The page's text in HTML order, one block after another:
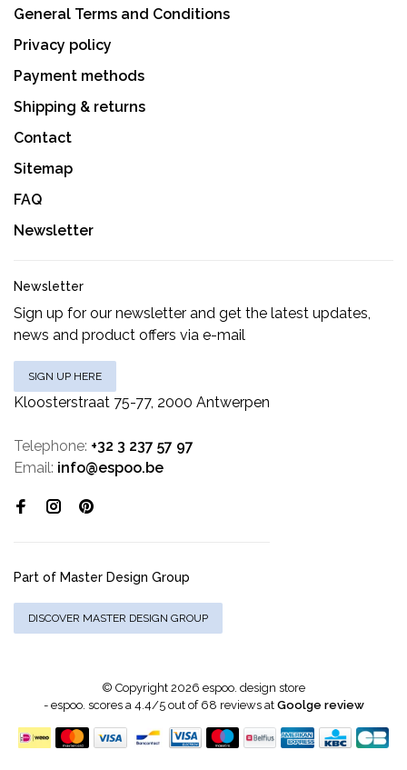
General Terms and Conditions
Privacy policy
Payment methods
Shipping & returns
Contact
Sitemap
FAQ
Newsletter
Newsletter
Sign up for our newsletter and get the latest updates,
news and product offers via e-mail
SIGN UP HERE
Kloosterstraat 75-77, 2000 Antwerpen
Telephone: +32 3 237 57 97
Email: info@espoo.be
Part of Master Design Group
DISCOVER MASTER DESIGN GROUP
© Copyright 2026 espoo. design store
- espoo. scores a4.4/5out of 68 reviews at Goolge review